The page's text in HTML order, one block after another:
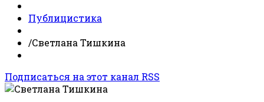
Публицистика
/Светлана Тишкина
Подписаться на этот канал RSS